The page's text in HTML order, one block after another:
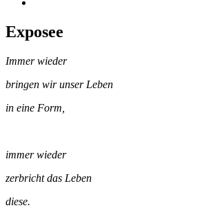
Exposee
Immer wieder
bringen wir unser Leben
in eine Form,
immer wieder
zerbricht das Leben
diese.